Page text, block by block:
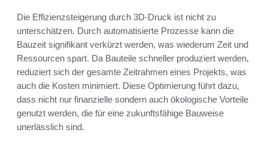
Die Effizienzsteigerung durch 3D-Druck ist nicht zu
unterschätzen. Durch automatisierte Prozesse kann die
Bauzeit signifikant verkürzt werden, was wiederum Zeit und
Ressourcen spart. Da Bauteile schneller produziert werden,
reduziert sich der gesamte Zeitrahmen eines Projekts, was
auch die Kosten minimiert. Diese Optimierung führt dazu,
dass nicht nur finanzielle sondern auch ökologische Vorteile
genutzt werden, die für eine zukunftsfähige Bauweise
unerlässlich sind.